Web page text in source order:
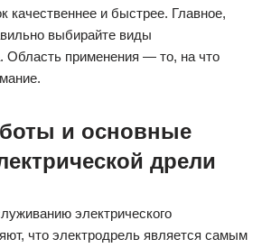
качественнее и быстрее. Главное,
выбирайте виды
Область применения — то, на что
и основные
дрели
электрического
что электродрель является самым